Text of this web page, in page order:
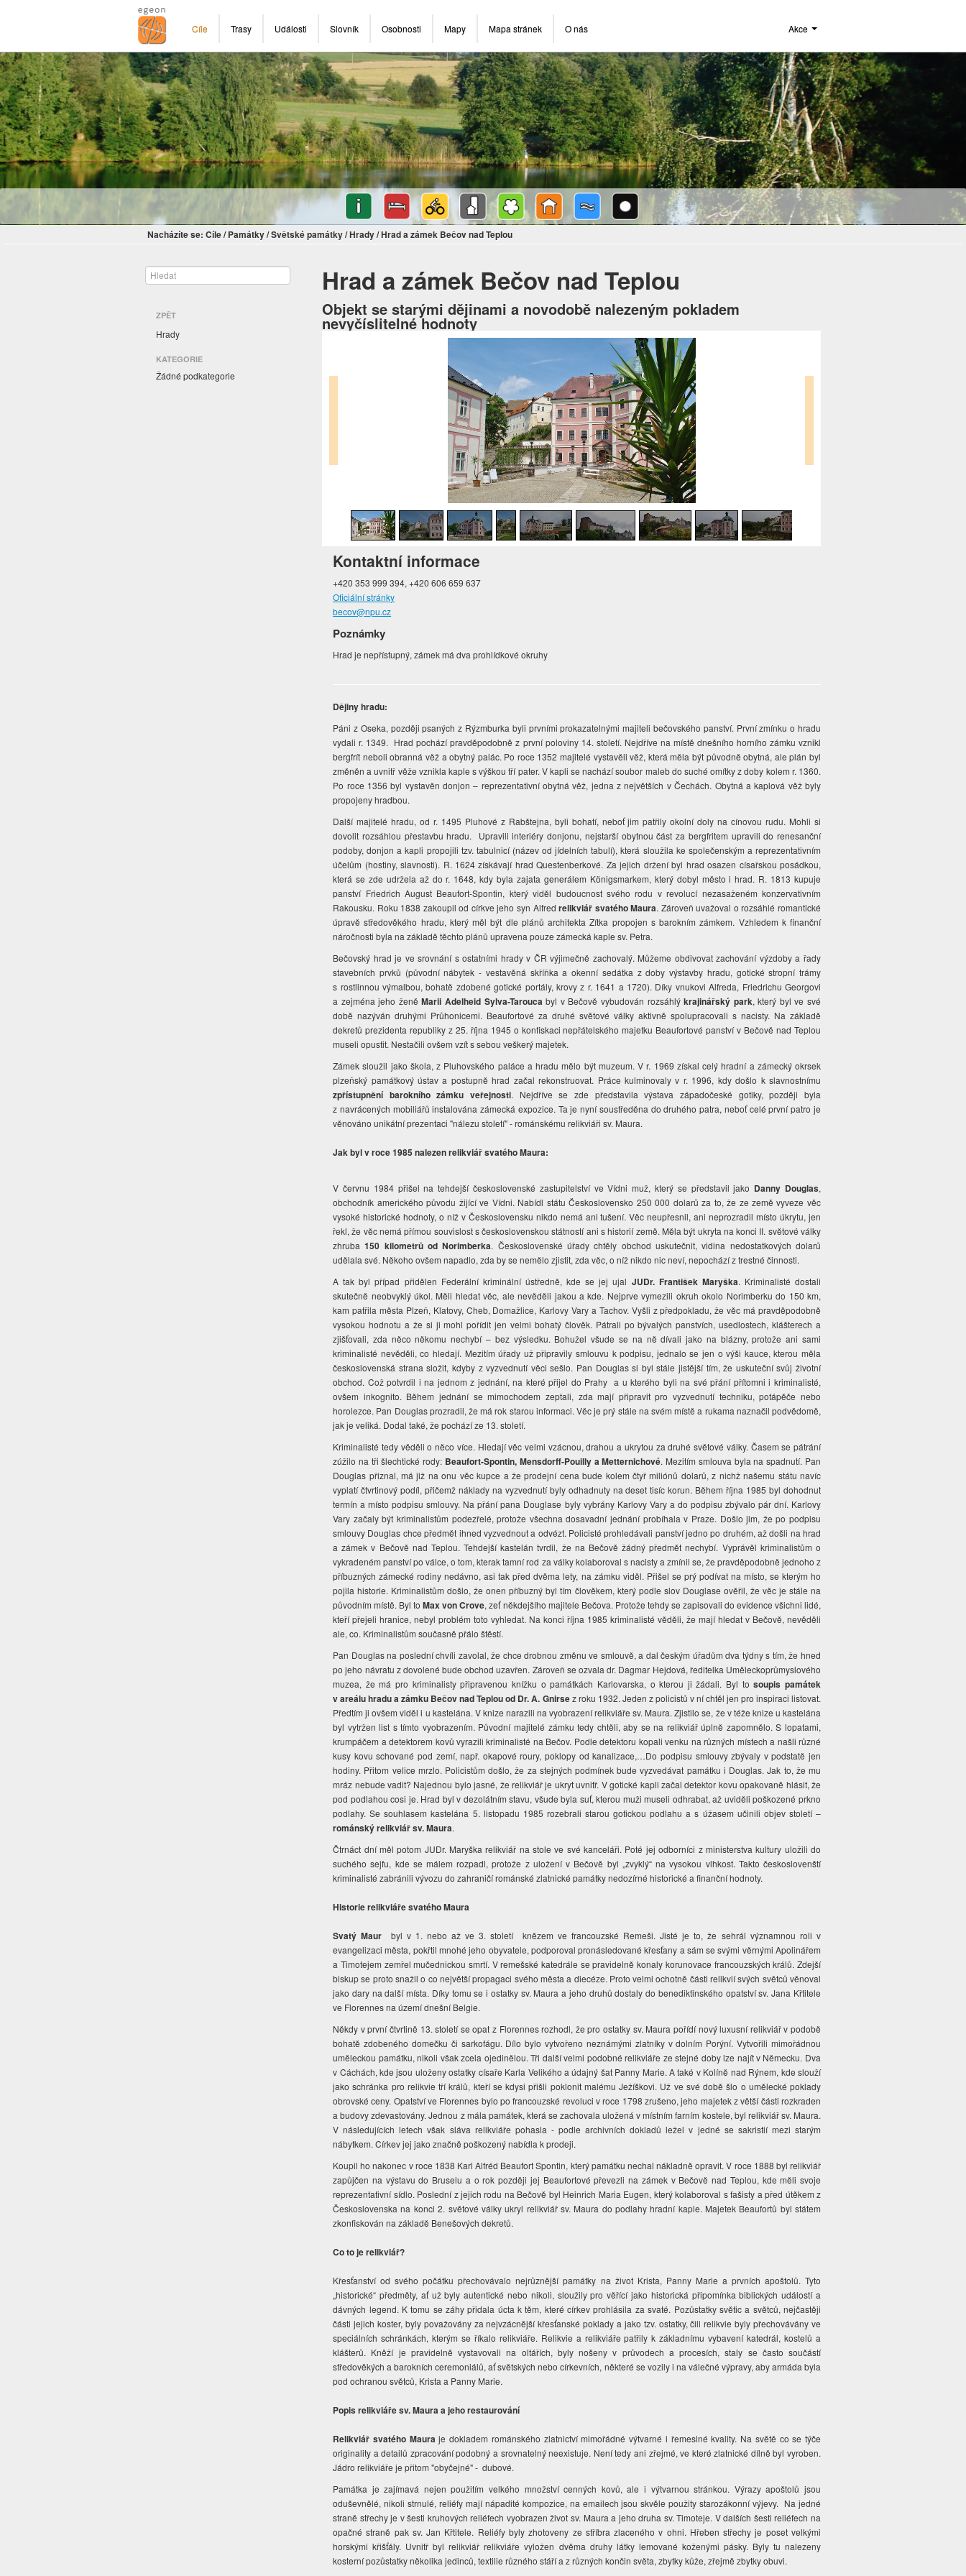
Cíle Trasy Události Slovník Osobnosti Mapy Mapa stránek O nás Akce
Nacházíte se: Cíle/ Památky/Světské památky/Hrady/Hrad a zámek Bečov nad Teplou
ZPĚT
Hrady
KATEGORIE
Žádné podkategorie
Hrad a zámek Bečov nad Teplou
Objekt se starými dějinami a novodobě nalezeným pokladem
nevyčíslitelné hodnoty
Kontaktní informace
+420 353 999 394, +420 606 659 637
Oficiální stránky
becov@npu.cz
Poznámky
Hrad je nepřístupný, zámek má dva prohlídkové okruhy
Dějiny hradu:
Páni z Oseka, později psaných z Rýzmburka byli prvními prokazatelnými majiteli bečovského panství. První zmínku o hradu
vydali r. 1349. Hrad pochází pravděpodobně z první poloviny 14. století. Nejdříve na místě dnešního horního zámku vznikl
bergfrít neboli obranná věž a obytný palác. Po roce 1352 majitelé vystavěli věž, která měla být původně obytná, ale plán byl
změněn a uvnitř věže vznikla kaple s výškou tří pater. V kapli se nachází soubor maleb do suché omítky z doby kolem r. 1360.
Po roce 1356 byl vystavěn donjon – reprezentativní obytná věž, jedna z největších v Čechách. Obytná a kaplová věž byly
propojeny hradbou.
Další majitelé hradu, od r. 1495 Pluhové z Rabštejna, byli bohatí, neboť jim patřily okolní doly na cínovou rudu. Mohli si
dovolit rozsáhlou přestavbu hradu. Upravili interiéry donjonu, nejstarší obytnou část za bergfritem upravili do renesanční
podoby, donjon a kapli propojili tzv. tabulnicí (název od jídelních tabulí), která sloužila ke společenským a reprezentativním
účelům (hostiny, slavnosti). R. 1624 získávají hrad Questenberkové. Za jejich držení byl hrad osazen císařskou posádkou,
která se zde udržela až do r. 1648, kdy byla zajata generálem Königsmarkem, který dobyl město i hrad. R. 1813 kupuje
panství Friedrich August Beaufort-Spontin, který viděl budoucnost svého rodu v revolucí nezasaženém konzervativním
Rakousku. Roku 1838 zakoupil od církve jeho syn Alfredrelikviář svatého Maura. Zároveň uvažoval o rozsáhlé romantické
úpravě středověkého hradu, který měl být dle plánů architekta Zítka propojen s barokním zámkem. Vzhledem k finanční
náročnosti byla na základě těchto plánů upravena pouze zámecká kaple sv. Petra.
Bečovský hrad je ve srovnání s ostatními hrady v ČR výjimečně zachovalý. Můžeme obdivovat zachování výzdoby a řady
stavebních prvků (původní nábytek - vestavěná skříňka a okenní sedátka z doby výstavby hradu, gotické stropní trámy
s rostlinnou výmalbou, bohatě zdobené gotické portály, krovy z r. 1641 a 1720). Díky vnukovi Alfreda, Friedrichu Georgovi
a zejména jeho ženěMarii Adelheid Sylva-Taroucabyl v Bečově vybudován rozsáhlýkrajinářský park, který byl ve své
době nazýván druhými Průhonicemi. Beaufortové za druhé světové války aktivně spolupracovali s nacisty. Na základě
dekretů prezidenta republiky z 25. října 1945 o konfiskaci nepřátelského majetku Beaufortové panství v Bečově nad Teplou
museli opustit. Nestačili ovšem vzít s sebou veškerý majetek.
Zámek sloužil jako škola, z Pluhovského paláce a hradu mělo být muzeum. V r. 1969 získal celý hradní a zámecký okrsek
plzeňský památkový ústav a postupně hrad začal rekonstruovat. Práce kulminovaly v r. 1996, kdy došlo k slavnostnímu
zpřístupnění barokního zámku veřejnosti. Nejdříve se zde představila výstava západočeské gotiky, později byla
z navrácených mobiliářů instalována zámecká expozice. Ta je nyní soustředěna do druhého patra, neboť celé první patro je
věnováno unikátní prezentaci "nálezu století" - románskému relikviáři sv. Maura.
Jak byl v roce 1985 nalezen relikviář svatého Maura:
V červnu 1984 přišel na tehdejší československé zastupitelství ve Vídni muž, který se představil jako Danny Douglas,
obchodník amerického původu žijící ve Vídni. Nabídl státu Československo 250 000 dolarů za to, že ze země vyveze věc
vysoké historické hodnoty, o níž v Československu nikdo nemá ani tušení. Věc neupřesnil, ani neprozradil místo úkrytu, jen
řekl, že věc nemá přímou souvislost s československou státností ani s historií země. Měla být ukryta na konci II. světové války
zhruba150 kilometrů od Norimberka. Československé úřady chtěly obchod uskutečnit, vidina nedostatkových dolarů
udělala své. Někoho ovšem napadlo, zda by se nemělo zjistit, zda věc, o níž nikdo nic neví, nepochází z trestné činnosti.
A tak byl případ přidělen Federální kriminální ústředně, kde se jej ujal JUDr. František Maryška. Kriminalisté dostali
skutečně neobvyklý úkol. Měli hledat věc, ale nevěděli jakou a kde. Nejprve vymezili okruh okolo Norimberku do 150 km,
kam patřila města Plzeň, Klatovy, Cheb, Domažlice, Karlovy Vary a Tachov. Vyšli z předpokladu, že věc má pravděpodobně
vysokou hodnotu a že si ji mohl pořídit jen velmi bohatý člověk. Pátrali po bývalých panstvích, usedlostech, klášterech a
zjišťovali, zda něco někomu nechybí – bez výsledku. Bohužel všude se na ně dívali jako na blázny, protože ani sami
kriminalisté nevěděli, co hledají. Mezitím úřady už připravily smlouvu k podpisu, jednalo se jen o výši kauce, kterou měla
československá strana složit, kdyby z vyzvednutí věci sešlo. Pan Douglas si byl stále jistější tím, že uskuteční svůj životní
obchod. Což potvrdil i na jednom z jednání, na které přijel do Prahy a u kterého byli na své přání přítomni i kriminalisté,
ovšem inkognito. Během jednání se mimochodem zeptali, zda mají připravit pro vyzvednutí techniku, potápěče nebo
horolezce. Pan Douglas prozradil, že má rok starou informaci. Věc je prý stále na svém místě a rukama naznačil podvědomě,
jak je veliká. Dodal také, že pochází ze 13. století.
Kriminalisté tedy věděli o něco více. Hledají věc velmi vzácnou, drahou a ukrytou za druhé světové války. Časem se pátrání
zúžilo na tři šlechtické rody: Beaufort-Spontin, Mensdorff-Pouilly a Metternichové. Mezitím smlouva byla na spadnutí. Pan
Douglas přiznal, má již na onu věc kupce a že prodejní cena bude kolem čtyř miliónů dolarů, z nichž našemu státu navíc
vyplatí čtvrtinový podíl, přičemž náklady na vyzvednutí byly odhadnuty na deset tisíc korun. Během října 1985 byl dohodnut
termín a místo podpisu smlouvy. Na přání pana Douglase byly vybrány Karlovy Vary a do podpisu zbývalo pár dní. Karlovy
Vary začaly být kriminalistům podezřelé, protože všechna dosavadní jednání probíhala v Praze. Došlo jim, že po podpisu
smlouvy Douglas chce předmět ihned vyzvednout a odvézt. Policisté prohledávali panství jedno po druhém, až došli na hrad
a zámek v Bečově nad Teplou. Tehdejší kastelán tvrdil, že na Bečově žádný předmět nechybí. Vyprávěl kriminalistům o
vykradeném panství po válce, o tom, kterak tamní rod za války kolaboroval s nacisty a zmínil se, že pravděpodobně jednoho z
příbuzných zámecké rodiny nedávno, asi tak před dvěma lety, na zámku viděl. Přišel se prý podívat na místo, se kterým ho
pojila historie. Kriminalistům došlo, že onen příbuzný byl tím člověkem, který podle slov Douglase ověřil, že věc je stále na
původním místě. Byl toMax von Crove, zeť někdejšího majitele Bečova. Protože tehdy se zapisovali do evidence všichni lidé,
kteří přejeli hranice, nebyl problém toto vyhledat. Na konci října 1985 kriminalisté věděli, že mají hledat v Bečově, nevěděli
ale, co. Kriminalistům současně přálo štěstí.
Pan Douglas na poslední chvíli zavolal, že chce drobnou změnu ve smlouvě, a dal českým úřadům dva týdny s tím, že hned
po jeho návratu z dovolené bude obchod uzavřen. Zároveň se ozvala dr. Dagmar Hejdová, ředitelka Uměleckoprůmyslového
muzea, že má pro kriminalisty připravenou knížku o památkách Karlovarska, o kterou ji žádali. Byl tosoupis památek
v areálu hradu a zámku Bečov nad Teplou od Dr. A. Gnirsez roku 1932. Jeden z policistů v ní chtěl jen pro inspiraci listovat.
Předtím ji ovšem viděl i u kastelána. V knize narazili na vyobrazení relikviáře sv. Maura. Zjistilo se, že v téže knize u kastelána
byl vytržen list s tímto vyobrazením. Původní majitelé zámku tedy chtěli, aby se na relikviář úplně zapomnělo. S lopatami,
krumpáčem a detektorem kovů vyrazili kriminalisté na Bečov. Podle detektoru kopali venku na různých místech a našli různé
kusy kovu schované pod zemí, např. okapové roury, poklopy od kanalizace,…Do podpisu smlouvy zbývaly v podstatě jen
hodiny. Přitom velice mrzlo. Policistům došlo, že za stejných podmínek bude vyzvedávat památku i Douglas. Jak to, že mu
mráz nebude vadit? Najednou bylo jasné, že relikviář je ukryt uvnitř. V gotické kapli začal detektor kovu opakovaně hlásit, že
pod podlahou cosi je. Hrad byl v dezolátním stavu, všude byla suť, kterou muži museli odhrabat, až uviděli poškozené prkno
podlahy. Se souhlasem kastelána 5. listopadu 1985 rozebrali starou gotickou podlahu a s úžasem učinili objev století –
románský relikviář sv. Maura.
Čtrnáct dní měl potom JUDr. Maryška relikviář na stole ve své kanceláři. Poté jej odborníci z ministerstva kultury uložili do
suchého sejfu, kde se málem rozpadl, protože z uložení v Bečově byl „zvyklý“ na vysokou vlhkost. Takto českoslovenští
kriminalisté zabránili vývozu do zahraničí románské zlatnické památky nedozírné historické a finanční hodnoty.
Historie relikviáře svatého Maura
Svatý Maur byl v 1. nebo až ve 3. století knězem ve francouzské Remeši. Jisté je to, že sehrál významnou roli v
evangelizaci města, pokřtil mnohé jeho obyvatele, podporoval pronásledované křesťany a sám se svými věrnými Apolinářem
a Timotejem zemřel mučednickou smrtí. V remešské katedrále se pravidelně konaly korunovace francouzských králů. Zdejší
biskup se proto snažil o co největší propagaci svého města a diecéze. Proto velmi ochotně části relikvií svých světců věnoval
jako dary na další místa. Díky tomu se i ostatky sv. Maura a jeho druhů dostaly do benediktinského opatství sv. Jana Křtitele
ve Florennes na území dnešní Belgie.
Někdy v první čtvrtině 13. století se opat z Florennes rozhodl, že pro ostatky sv. Maura pořídí nový luxusní relikviář v podobě
bohatě zdobeného domečku či sarkofágu. Dílo bylo vytvořeno neznámými zlatníky v dolním Porýní. Vytvořili mimořádnou
uměleckou památku, nikoli však zcela ojedinělou. Tři další velmi podobné relikviáře ze stejné doby lze najít v Německu. Dva
v Cáchách, kde jsou uloženy ostatky císaře Karla Velikého a údajný šat Panny Marie. A také v Kolíně nad Rýnem, kde slouží
jako schránka pro relikvie tří králů, kteří se kdysi přišli poklonit malému Ježíškovi. Už ve své době šlo o umělecké poklady
obrovské ceny. Opatství ve Florennes bylo po francouzské revoluci v roce 1798 zrušeno, jeho majetek z větší části rozkraden
a budovy zdevastovány. Jednou z mála památek, která se zachovala uložená v místním farním kostele, byl relikviář sv. Maura.
V následujících letech však sláva relikviáře pohasla - podle archivních dokladů ležel v jedné se sakristií mezi starým
nábytkem. Církev jej jako značně poškozený nabídla k prodeji.
Koupil ho nakonec v roce 1838 Karl Alfréd Beaufort Spontin, který památku nechal nákladně opravit. V roce 1888 byl relikviář
zapůjčen na výstavu do Bruselu a o rok později jej Beaufortové převezli na zámek v Bečově nad Teplou, kde měli svoje
reprezentativní sídlo. Poslední z jejich rodu na Bečově byl Heinrich Maria Eugen, který kolaboroval s fašisty a před útěkem z
Československa na konci 2. světové války ukryl relikviář sv. Maura do podlahy hradní kaple. Majetek Beaufortů byl státem
zkonfiskován na základě Benešových dekretů.
Co to je relikviář?
Křesťanství od svého počátku přechovávalo nejrůznější památky na život Krista, Panny Marie a prvních apoštolů. Tyto
„historické“ předměty, ať už byly autentické nebo nikoli, sloužily pro věřící jako historická připomínka biblických událostí a
dávných legend. K tomu se záhy přidala úcta k těm, které církev prohlásila za svaté. Pozůstatky světic a světců, nejčastěji
části jejich koster, byly považovány za nejvzácnější křesťanské poklady a jako tzv. ostatky, čili relikvie byly přechovávány ve
speciálních schránkách, kterým se říkalo relikviáře. Relikvie a relikviáře patřily k základnímu vybavení katedrál, kostelů a
klášterů. Kněží je pravidelně vystavovali na oltářích, byly nošeny v průvodech a procesích, staly se často součástí
středověkých a barokních ceremoniálů, ať světských nebo církevních, některé se vozily i na válečné výpravy, aby armáda byla
pod ochranou světců, Krista a Panny Marie.
Popis relikviáře sv. Maura a jeho restaurování
Relikviář svatého Maura je dokladem románského zlatnictví mimořádné výtvarné i řemeslné kvality. Na světě co se týče
originality a detailů zpracování podobný a srovnatelný neexistuje. Není tedy ani zřejmé, ve které zlatnické dílně byl vyroben.
Jádro relikviáře je přitom "obyčejné" - dubové.
Památka je zajímavá nejen použitím velkého množství cenných kovů, ale i výtvarnou stránkou. Výrazy apoštolů jsou
oduševnělé, nikoli strnulé, reliéfy mají nápadité kompozice, na emailech jsou skvěle použity starozákonní výjevy. Na jedné
straně střechy je v šesti kruhových reliéfech vyobrazen život sv. Maura a jeho druha sv. Timoteje. V dalších šesti reliéfech na
opačné straně pak sv. Jan Křtitele. Reliéfy byly zhotoveny ze stříbra zlaceného v ohni. Hřeben střechy je poset velkými
horskými křišťály. Uvnitř byl relikviář relikviáře vyložen dvěma druhy látky lemované koženými pásky. Byly tu nalezeny
kosterní pozůstatky několika jedinců, textilie různého stáří a z různých končin světa, zbytky kůže, zřejmě zbytky obuvi.